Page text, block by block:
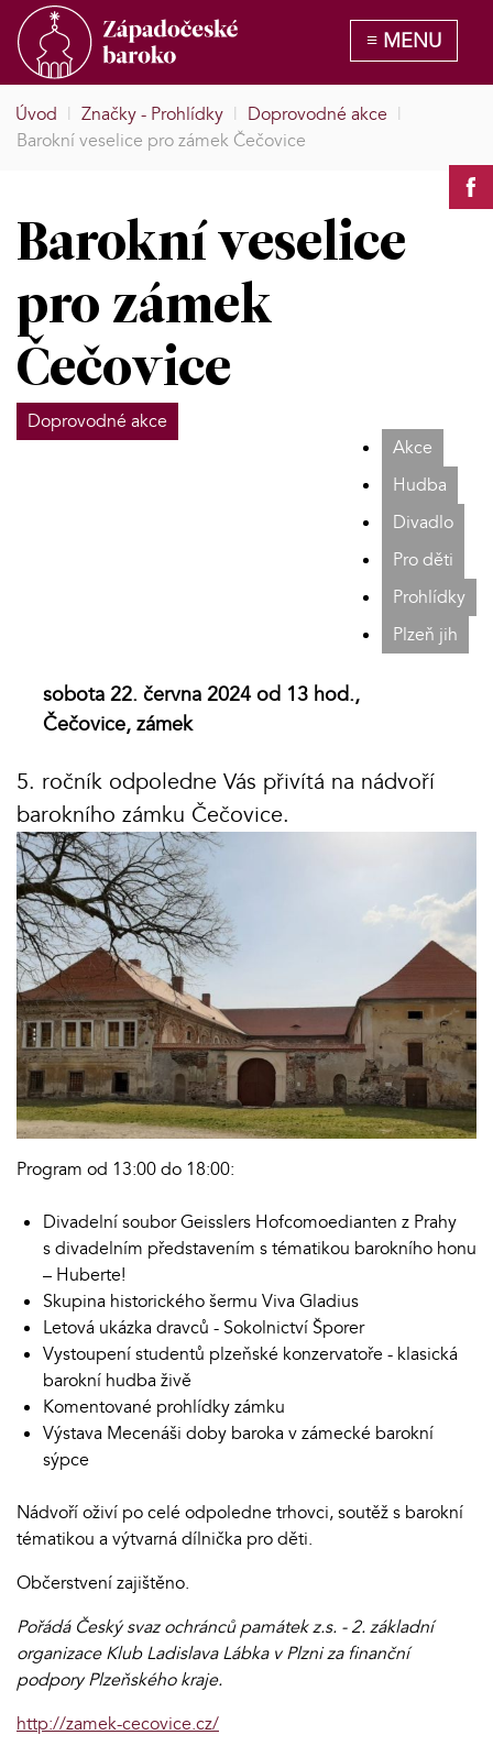
Úvod | Značky - Prohlídky | Doprovodné akce |
Barokní veselice pro zámek Čečovice
Barokní veselice
pro zámek
Čečovice
Doprovodné akce
Akce
Hudba
Divadlo
Pro děti
Prohlídky
Plzeň jih
sobota 22. června 2024 od 13 hod.,
Čečovice, zámek
5. ročník odpoledne Vás přivítá na nádvoří
barokního zámku Čečovice.
Program od 13:00 do 18:00:
Divadelní soubor Geisslers Hofcomoedianten z Prahy
s divadelním představením s tématikou barokního honu
– Huberte!
Skupina historického šermu Viva Gladius
Letová ukázka dravců - Sokolnictví Šporer
Vystoupení studentů plzeňské konzervatoře - klasická
barokní hudba živě
Komentované prohlídky zámku
Výstava Mecenáši doby baroka v zámecké barokní
sýpce
Nádvoří oživí po celé odpoledne trhovci, soutěž s barokní
tématikou a výtvarná dílnička pro děti.
Občerstvení zajištěno.
Pořádá Český svaz ochránců památek z.s. - 2. základní
organizace Klub Ladislava Lábka v Plzni za finanční
podpory Plzeňského kraje.
http://zamek-cecovice.cz/